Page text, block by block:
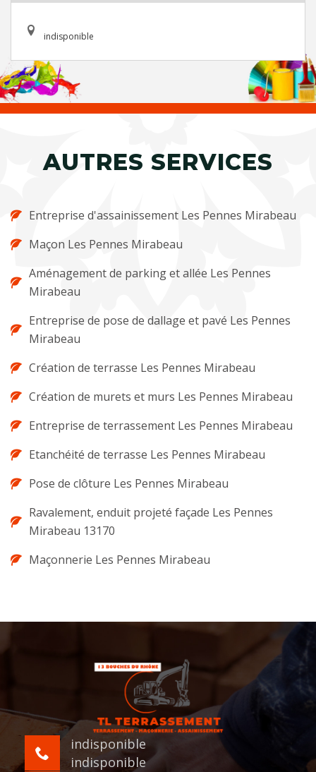
indisponible
AUTRES SERVICES
Entreprise d'assainissement Les Pennes Mirabeau
Maçon Les Pennes Mirabeau
Aménagement de parking et allée Les Pennes
Mirabeau
Entreprise de pose de dallage et pavé Les Pennes
Mirabeau
Création de terrasse Les Pennes Mirabeau
Création de murets et murs Les Pennes Mirabeau
Entreprise de terrassement Les Pennes Mirabeau
Etanchéité de terrasse Les Pennes Mirabeau
Pose de clôture Les Pennes Mirabeau
Ravalement, enduit projeté façade Les Pennes
Mirabeau 13170
Maçonnerie Les Pennes Mirabeau
indisponible
indisponible